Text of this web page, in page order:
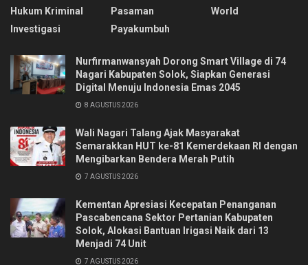
Hukum Kriminal
Investigasi
Pasaman
Payakumbuh
World
Nurfirmanwansyah Dorong Smart Village di 74
Nagari Kabupaten Solok, Siapkan Generasi
Digital Menuju Indonesia Emas 2045
8 AGUSTUS 2026
Wali Nagari Talang Ajak Masyarakat
Semarakkan HUT ke-81 Kemerdekaan RI dengan
Mengibarkan Bendera Merah Putih
7 AGUSTUS 2026
Kementan Apresiasi Kecepatan Penanganan
Pascabencana Sektor Pertanian Kabupaten
Solok, Alokasi Bantuan Irigasi Naik dari 13
Menjadi 74 Unit
7 AGUSTUS 2026